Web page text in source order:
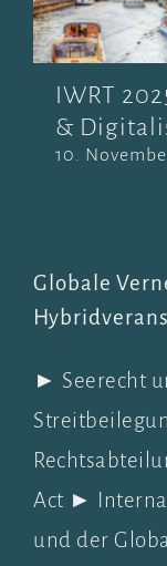
IWRT
&
10.
Globale
► Seerecht
Act ►
und der